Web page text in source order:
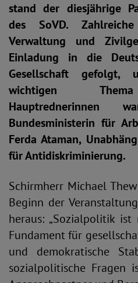
stand der diesjährige
des SoVD.
Verwaltung und
Einladung in die
Gesellschaft
wichtigen Thema
Hauptrednerinnen
Bundesministerin für
Ferda Ataman,
für Antidiskriminierung.
Schirmherr Michael
Beginn der
heraus: „Sozialpolitik
Fundament für
und demokratische
sozialpolitische Fragen